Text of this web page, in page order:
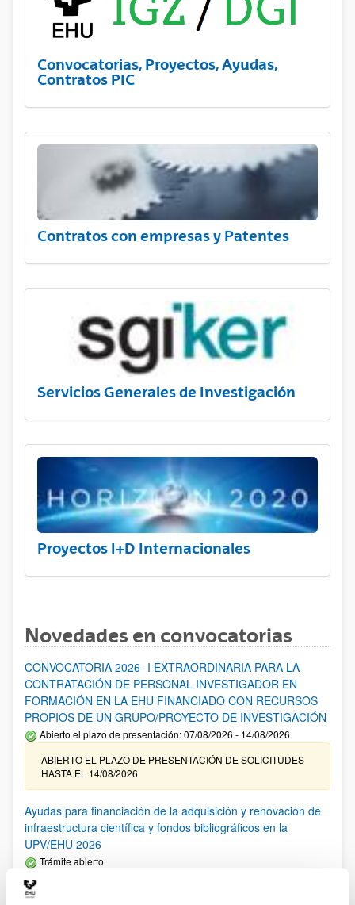
Convocatorias, Proyectos, Ayudas,
Contratos PIC
Contratos con empresas y Patentes
Servicios Generales de Investigación
Proyectos I+D Internacionales
Novedades en convocatorias
CONVOCATORIA 2026- I EXTRAORDINARIA PARA LA
CONTRATACIÓN DE PERSONAL INVESTIGADOR EN
FORMACIÓN EN LA EHU FINANCIADO CON RECURSOS
PROPIOS DE UN GRUPO/PROYECTO DE INVESTIGACIÓN
Abierto el plazo de presentación: 07/08/2026 - 14/08/2026
ABIERTO EL PLAZO DE PRESENTACIÓN DE SOLICITUDES
HASTA EL 14/08/2026
Ayudas para financiación de la adquisición y renovación de
infraestructura científica y fondos bibliográficos en la
UPV/EHU 2026
Trámite abierto